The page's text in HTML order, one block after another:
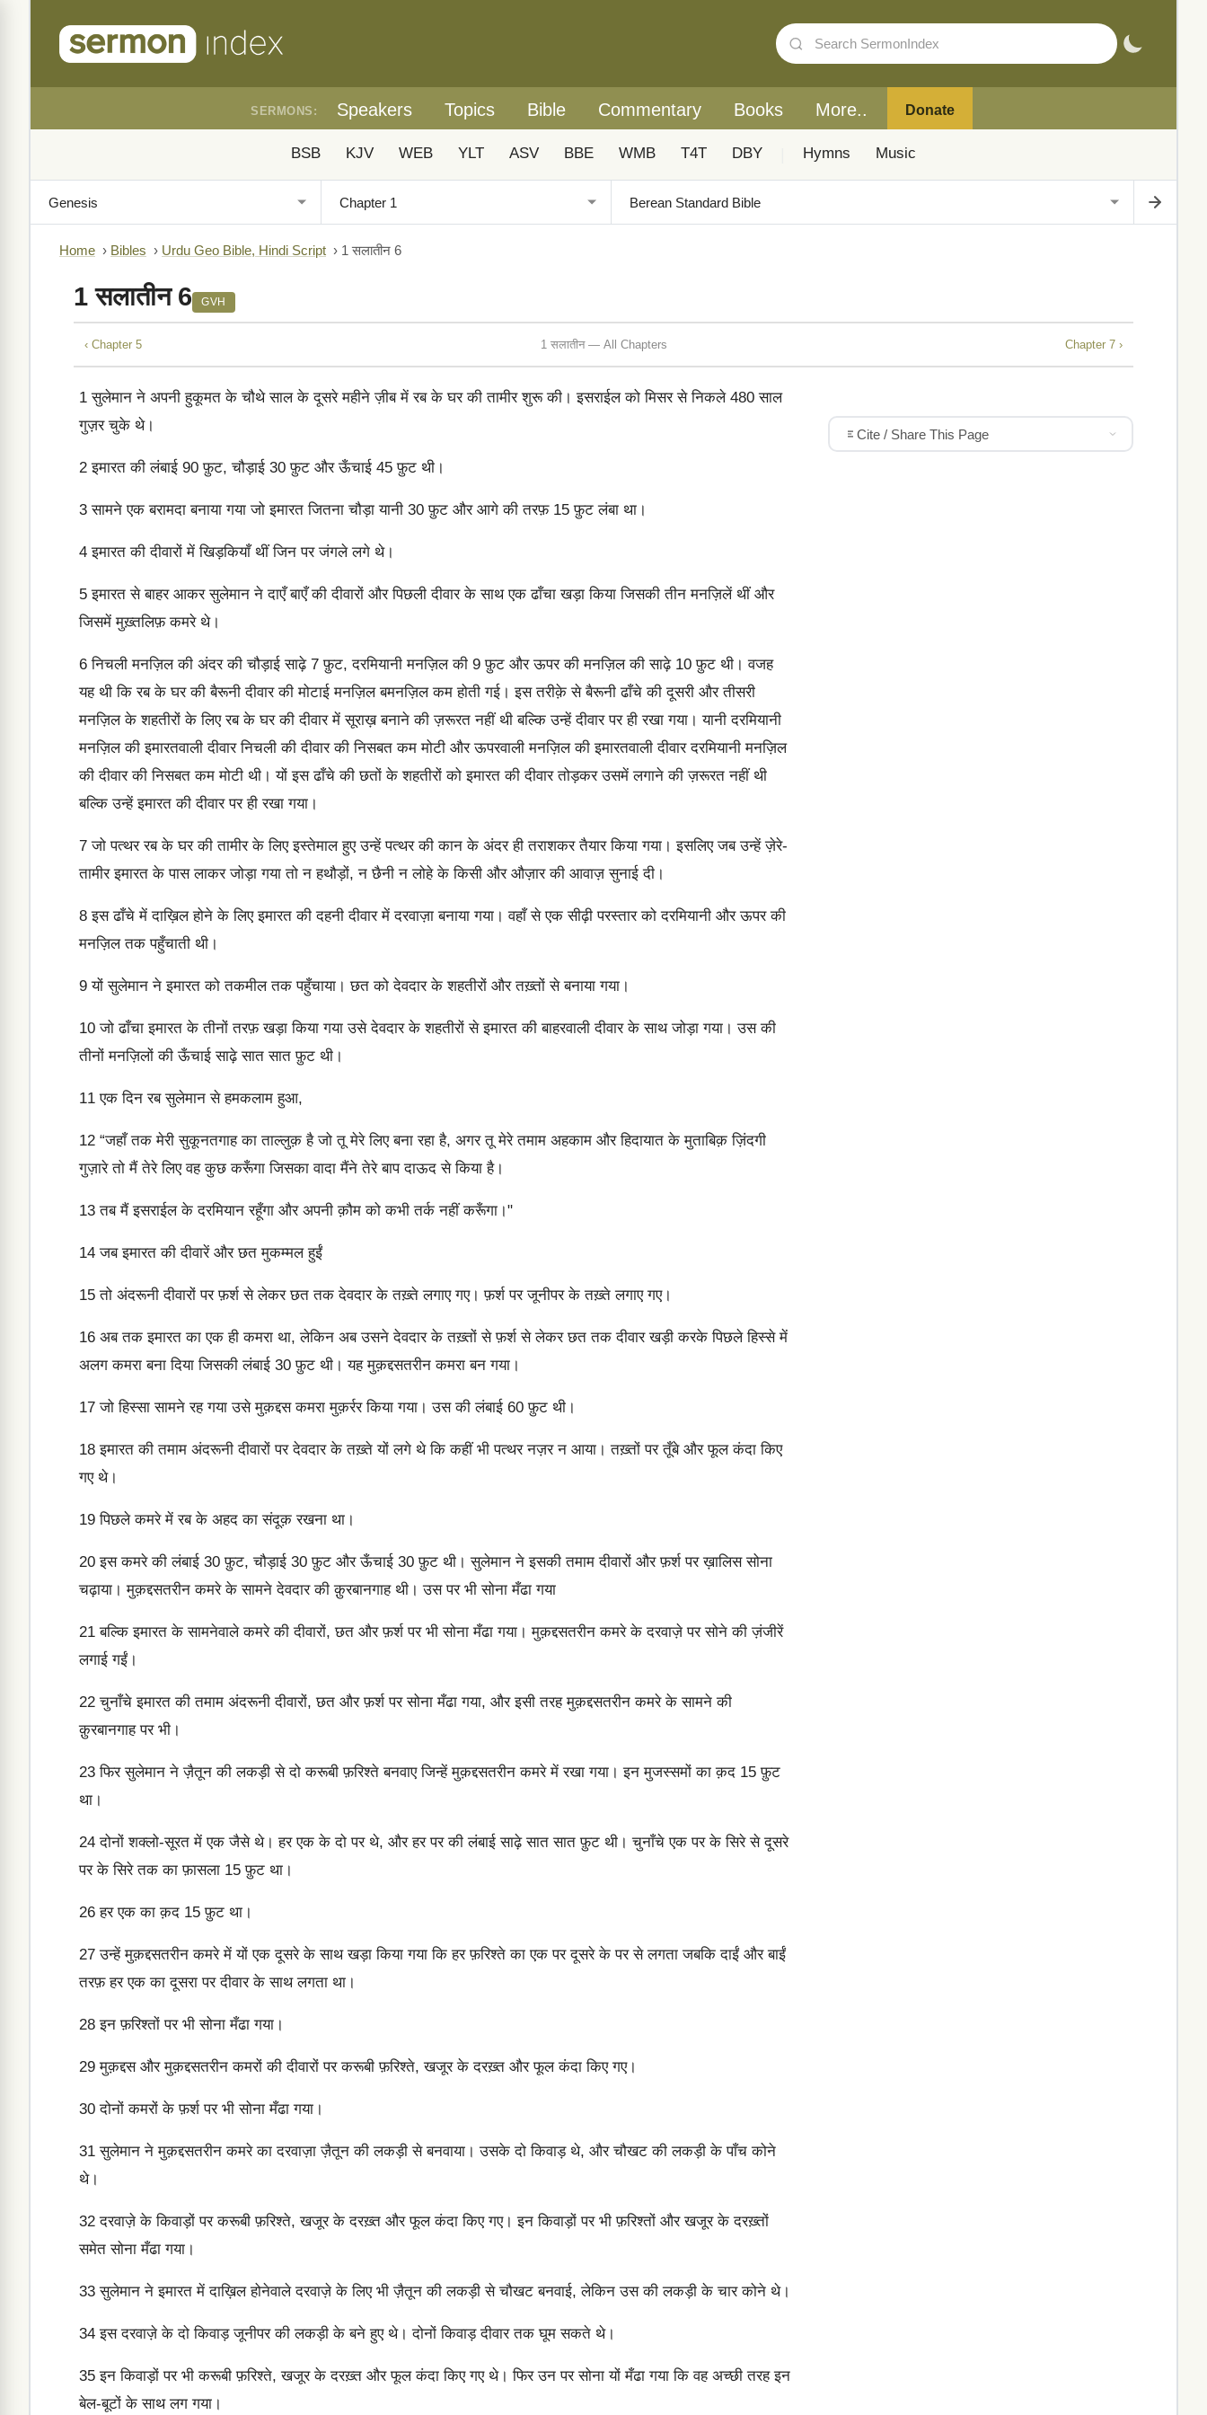
SERMONS: Speakers Topics Bible Commentary Books More.. Donate
BSB KJV WEB YLT ASV BBE WMB T4T DBY Hymns Music
Home › Bibles › Urdu Geo Bible, Hindi Script › 1 सलातीन 6
1 सलातीन 6 GVH
‹ Chapter 5 1 सलातीन — All Chapters Chapter 7 ›
1 सुलेमान ने अपनी हुकूमत के चौथे साल के दूसरे महीने ज़ीब में रब के घर की तामीर शुरू की। इसराईल को मिसर से निकले 480 साल
गुज़र चुके थे।
2 इमारत की लंबाई 90 फ़ुट, चौड़ाई 30 फ़ुट और ऊँचाई 45 फ़ुट थी।
3 सामने एक बरामदा बनाया गया जो इमारत जितना चौड़ा यानी 30 फ़ुट और आगे की तरफ़ 15 फ़ुट लंबा था।
4 इमारत की दीवारों में खिड़कियाँ थीं जिन पर जंगले लगे थे।
5 इमारत से बाहर आकर सुलेमान ने दाएँ बाएँ की दीवारों और पिछली दीवार के साथ एक ढाँचा खड़ा किया जिसकी तीन मनज़िलें थीं और
जिसमें मुख़्तलिफ़ कमरे थे।
6 निचली मनज़िल की अंदर की चौड़ाई साढ़े 7 फ़ुट, दरमियानी मनज़िल की 9 फ़ुट और ऊपर की मनज़िल की साढ़े 10 फ़ुट थी। वजह
यह थी कि रब के घर की बैरूनी दीवार की मोटाई मनज़िल बमनज़िल कम होती गई। इस तरीक़े से बैरूनी ढाँचे की दूसरी और तीसरी
मनज़िल के शहतीरों के लिए रब के घर की दीवार में सूराख़ बनाने की ज़रूरत नहीं थी बल्कि उन्हें दीवार पर ही रखा गया। यानी दरमियानी
मनज़िल की इमारतवाली दीवार निचली की दीवार की निसबत कम मोटी और ऊपरवाली मनज़िल की इमारतवाली दीवार दरमियानी मनज़िल
की दीवार की निसबत कम मोटी थी। यों इस ढाँचे की छतों के शहतीरों को इमारत की दीवार तोड़कर उसमें लगाने की ज़रूरत नहीं थी
बल्कि उन्हें इमारत की दीवार पर ही रखा गया।
7 जो पत्थर रब के घर की तामीर के लिए इस्तेमाल हुए उन्हें पत्थर की कान के अंदर ही तराशकर तैयार किया गया। इसलिए जब उन्हें ज़ेरे-
तामीर इमारत के पास लाकर जोड़ा गया तो न हथौड़ों, न छैनी न लोहे के किसी और औज़ार की आवाज़ सुनाई दी।
8 इस ढाँचे में दाख़िल होने के लिए इमारत की दहनी दीवार में दरवाज़ा बनाया गया। वहाँ से एक सीढ़ी परस्तार को दरमियानी और ऊपर की
मनज़िल तक पहुँचाती थी।
9 यों सुलेमान ने इमारत को तकमील तक पहुँचाया। छत को देवदार के शहतीरों और तख़्तों से बनाया गया।
10 जो ढाँचा इमारत के तीनों तरफ़ खड़ा किया गया उसे देवदार के शहतीरों से इमारत की बाहरवाली दीवार के साथ जोड़ा गया। उस की
तीनों मनज़िलों की ऊँचाई साढ़े सात सात फ़ुट थी।
11 एक दिन रब सुलेमान से हमकलाम हुआ,
12 “जहाँ तक मेरी सुकूनतगाह का ताल्लुक़ है जो तू मेरे लिए बना रहा है, अगर तू मेरे तमाम अहकाम और हिदायात के मुताबिक़ ज़िंदगी
गुज़ारे तो मैं तेरे लिए वह कुछ करूँगा जिसका वादा मैंने तेरे बाप दाऊद से किया है।
13 तब मैं इसराईल के दरमियान रहूँगा और अपनी क़ौम को कभी तर्क नहीं करूँगा।"
14 जब इमारत की दीवारें और छत मुकम्मल हुईं
15 तो अंदरूनी दीवारों पर फ़र्श से लेकर छत तक देवदार के तख़्ते लगाए गए। फ़र्श पर जूनीपर के तख़्ते लगाए गए।
16 अब तक इमारत का एक ही कमरा था, लेकिन अब उसने देवदार के तख़्तों से फ़र्श से लेकर छत तक दीवार खड़ी करके पिछले हिस्से में
अलग कमरा बना दिया जिसकी लंबाई 30 फ़ुट थी। यह मुक़द्दसतरीन कमरा बन गया।
17 जो हिस्सा सामने रह गया उसे मुक़द्दस कमरा मुक़र्रर किया गया। उस की लंबाई 60 फ़ुट थी।
18 इमारत की तमाम अंदरूनी दीवारों पर देवदार के तख़्ते यों लगे थे कि कहीं भी पत्थर नज़र न आया। तख़्तों पर तूँबे और फूल कंदा किए
गए थे।
19 पिछले कमरे में रब के अहद का संदूक़ रखना था।
20 इस कमरे की लंबाई 30 फ़ुट, चौड़ाई 30 फ़ुट और ऊँचाई 30 फ़ुट थी। सुलेमान ने इसकी तमाम दीवारों और फ़र्श पर ख़ालिस सोना
चढ़ाया। मुक़द्दसतरीन कमरे के सामने देवदार की क़ुरबानगाह थी। उस पर भी सोना मँढा गया
21 बल्कि इमारत के सामनेवाले कमरे की दीवारों, छत और फ़र्श पर भी सोना मँढा गया। मुक़द्दसतरीन कमरे के दरवाज़े पर सोने की ज़ंजीरें
लगाई गईं।
22 चुनाँचे इमारत की तमाम अंदरूनी दीवारों, छत और फ़र्श पर सोना मँढा गया, और इसी तरह मुक़द्दसतरीन कमरे के सामने की
क़ुरबानगाह पर भी।
23 फिर सुलेमान ने ज़ैतून की लकड़ी से दो करूबी फ़रिश्ते बनवाए जिन्हें मुक़द्दसतरीन कमरे में रखा गया। इन मुजस्समों का क़द 15 फ़ुट
था।
24 दोनों शक्लो-सूरत में एक जैसे थे। हर एक के दो पर थे, और हर पर की लंबाई साढ़े सात सात फ़ुट थी। चुनाँचे एक पर के सिरे से दूसरे
पर के सिरे तक का फ़ासला 15 फ़ुट था।
26 हर एक का क़द 15 फ़ुट था।
27 उन्हें मुक़द्दसतरीन कमरे में यों एक दूसरे के साथ खड़ा किया गया कि हर फ़रिश्ते का एक पर दूसरे के पर से लगता जबकि दाईं और बाईं
तरफ़ हर एक का दूसरा पर दीवार के साथ लगता था।
28 इन फ़रिश्तों पर भी सोना मँढा गया।
29 मुक़द्दस और मुक़द्दसतरीन कमरों की दीवारों पर करूबी फ़रिश्ते, खजूर के दरख़्त और फूल कंदा किए गए।
30 दोनों कमरों के फ़र्श पर भी सोना मँढा गया।
31 सुलेमान ने मुक़द्दसतरीन कमरे का दरवाज़ा ज़ैतून की लकड़ी से बनवाया। उसके दो किवाड़ थे, और चौखट की लकड़ी के पाँच कोने
थे।
32 दरवाज़े के किवाड़ों पर करूबी फ़रिश्ते, खजूर के दरख़्त और फूल कंदा किए गए। इन किवाड़ों पर भी फ़रिश्तों और खजूर के दरख़्तों
समेत सोना मँढा गया।
33 सुलेमान ने इमारत में दाख़िल होनेवाले दरवाज़े के लिए भी ज़ैतून की लकड़ी से चौखट बनवाई, लेकिन उस की लकड़ी के चार कोने थे।
34 इस दरवाज़े के दो किवाड़ जूनीपर की लकड़ी के बने हुए थे। दोनों किवाड़ दीवार तक घूम सकते थे।
35 इन किवाड़ों पर भी करूबी फ़रिश्ते, खजूर के दरख़्त और फूल कंदा किए गए थे। फिर उन पर सोना यों मँढा गया कि वह अच्छी तरह इन
बेल-बूटों के साथ लग गया।
Cite / Share This Page